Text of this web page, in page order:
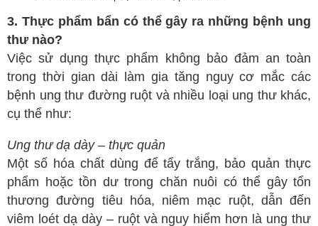
3. Thực phẩm bẩn có thể gây ra những bệnh ung
thư nào?
Việc sử dụng thực phẩm không bảo đảm an toàn
trong thời gian dài làm gia tăng nguy cơ mắc các
bệnh ung thư đường ruột và nhiều loại ung thư khác,
cụ thể như:
Ung thư dạ dày – thực quản
Một số hóa chất dùng để tẩy trắng, bảo quản thực
phẩm hoặc tồn dư trong chăn nuôi có thể gây tổn
thương đường tiêu hóa, niêm mạc ruột, dẫn đến
viêm loét dạ dày – ruột và nguy hiểm hơn là ung thư